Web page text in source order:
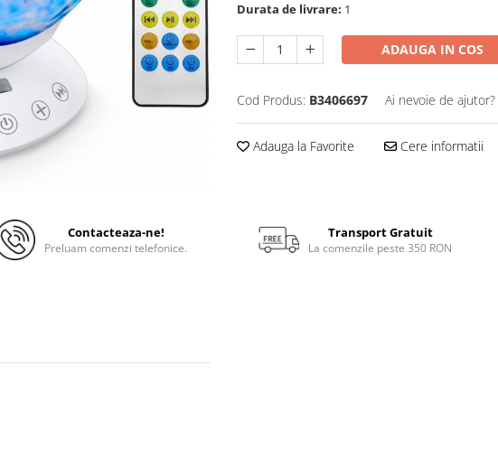
Durata de livrare: 1
ADAUGA IN COS
Cod Produs: B3406697 Ai nevoie de ajutor?
Adauga la Favorite Cere informatii
Contacteaza-ne!
Preluam comenzi telefonice.
Transport Gratuit
La comenzile peste 350 RON